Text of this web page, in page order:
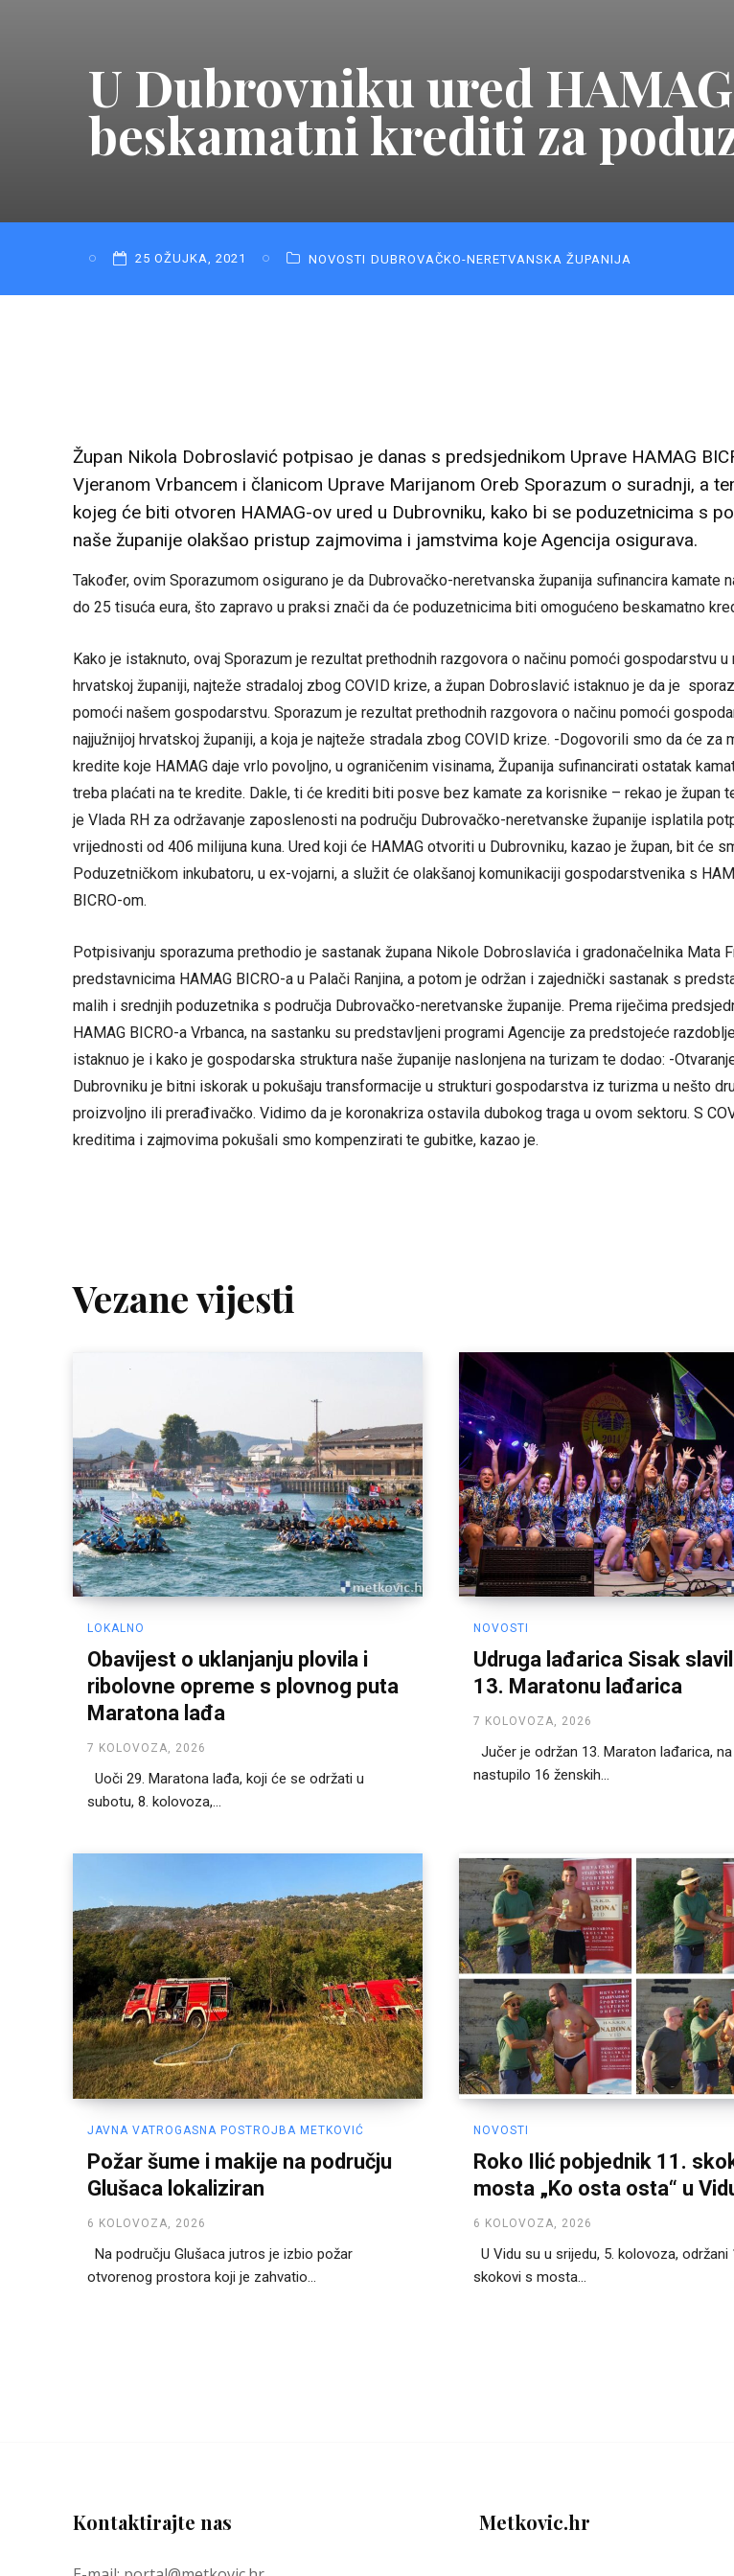
U Dubrovniku ured
beskamatni krediti za
25 OŽUJKA, 2021 NOVOSTI DUBROVAČKO-NERETVANSKA ŽUPANIJA
Župan Nikola Dobroslavić potpisao je danas s predsjednikom Uprave HAMAG
Vjeranom Vrbancem i članicom Uprave Marijanom Oreb Sporazum o suradnji, a
kojeg će biti otvoren HAMAG-ov ured u Dubrovniku, kako bi se poduzetnicima s
naše županije olakšao pristup zajmovima i jamstvima koje Agencija osigurava.
Također, ovim Sporazumom osigurano je da Dubrovačko-neretvanska županija sufinancira kamate
do 25 tisuća eura, što zapravo u praksi znači da će poduzetnicima biti omogućeno beskamatno
Kako je istaknuto, ovaj Sporazum je rezultat prethodnih razgovora o načinu pomoći gospodarstvu u
hrvatskoj županiji, najteže stradaloj zbog COVID krize, a župan Dobroslavić istaknuo je da je
pomoći našem gospodarstvu. Sporazum je rezultat prethodnih razgovora o načinu pomoći
najjužnijoj hrvatskoj županiji, a koja je najteže stradala zbog COVID krize. -Dogovorili smo da će za
kredite koje HAMAG daje vrlo povoljno, u ograničenim visinama, Županija sufinancirati ostatak
treba plaćati na te kredite. Dakle, ti će krediti biti posve bez kamate za korisnike – rekao je župan
je Vlada RH za održavanje zaposlenosti na području Dubrovačko-neretvanske županije isplatila
vrijednosti od 406 milijuna kuna. Ured koji će HAMAG otvoriti u Dubrovniku, kazao je župan, bit će
Poduzetničkom inkubatoru, u ex-vojarni, a služit će olakšanoj komunikaciji gospodarstvenika s
BICRO-om.
Potpisivanju sporazuma prethodio je sastanak župana Nikole Dobroslavića i gradonačelnika Mata
predstavnicima HAMAG BICRO-a u Palači Ranjina, a potom je održan i zajednički sastanak s
malih i srednjih poduzetnika s područja Dubrovačko-neretvanske županije. Prema riječima
HAMAG BICRO-a Vrbanca, na sastanku su predstavljeni programi Agencije za predstojeće
istaknuo je i kako je gospodarska struktura naše županije naslonjena na turizam te dodao: -
Dubrovniku je bitni iskorak u pokušaju transformacije u strukturi gospodarstva iz turizma u nešto
proizvoljno ili prerađivačko. Vidimo da je koronakriza ostavila dubokog traga u ovom sektoru. S
kreditima i zajmovima pokušali smo kompenzirati te gubitke, kazao je.
Vezane vijesti
LOKALNO
Obavijest o uklanjanju plovila i
ribolovne opreme s plovnog puta
Maratona lađa
7 KOLOVOZA, 2026
Uoči 29. Maratona lađa, koji će se održati u
subotu, 8. kolovoza,...
NOVOSTI
Udruga lađarica Sisak
13. Maratonu lađarica
7 KOLOVOZA, 2026
Jučer je održan 13. Maraton lađarica,
nastupilo 16 ženskih...
JAVNA VATROGASNA POSTROJBA METKOVIĆ
Požar šume i makije na području
Glušaca lokaliziran
6 KOLOVOZA, 2026
Na području Glušaca jutros je izbio požar
otvorenog prostora koji je zahvatio...
NOVOSTI
Roko Ilić pobjednik 11.
mosta „Ko osta osta“ u
6 KOLOVOZA, 2026
U Vidu su u srijedu, 5. kolovoza, održani
skokovi s mosta...
Kontaktirajte nas Metkovic.hr